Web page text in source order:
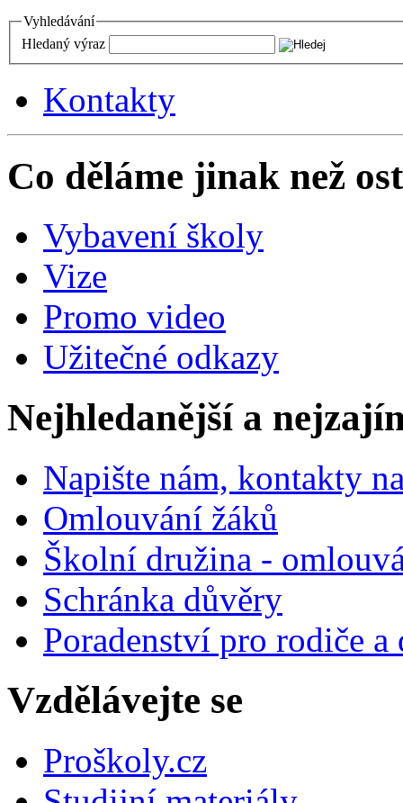
Vyhledávání
Hledaný výraz
Kontakty
Co děláme jinak než
Vybavení školy
Vize
Promo video
Užitečné odkazy
Nejhledanější a
Napište nám, kontakty
Omlouvání žáků
Školní družina -
Schránka důvěry
Poradenství pro rodiče
Vzdělávejte se
Proškoly.cz